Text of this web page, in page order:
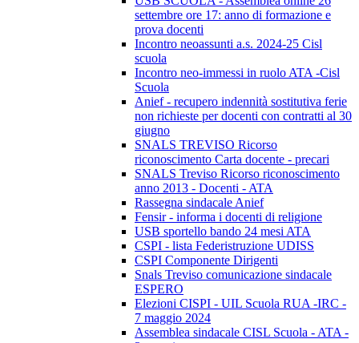
settembre ore 17: anno di formazione e
prova docenti
Incontro neoassunti a.s. 2024-25 Cisl
scuola
Incontro neo-immessi in ruolo ATA -Cisl
Scuola
Anief - recupero indennità sostitutiva ferie
non richieste per docenti con contratti al 30
giugno
SNALS TREVISO Ricorso
riconoscimento Carta docente - precari
SNALS Treviso Ricorso riconoscimento
anno 2013 - Docenti - ATA
Rassegna sindacale Anief
Fensir - informa i docenti di religione
USB sportello bando 24 mesi ATA
CSPI - lista Federistruzione UDISS
CSPI Componente Dirigenti
Snals Treviso comunicazione sindacale
ESPERO
Elezioni CISPI - UIL Scuola RUA -IRC -
7 maggio 2024
Assemblea sindacale CISL Scuola - ATA -